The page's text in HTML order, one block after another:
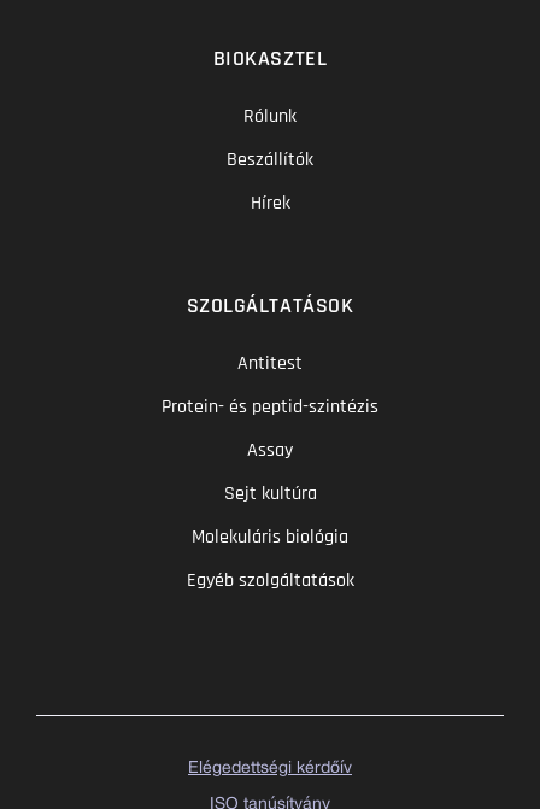
BIOKASZTEL
Rólunk
Beszállítók
Hírek
SZOLGÁLTATÁSOK
Antitest
Protein- és peptid-szintézis
Assay
Sejt kultúra
Molekuláris biológia
Egyéb szolgáltatások
Elégedettségi kérdőív
ISO tanúsítvány